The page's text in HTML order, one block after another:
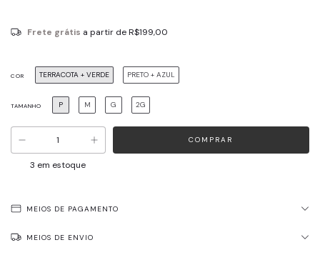
Frete grátis a partir deR$199,00
COR TERRACOTA + VERDE PRETO + AZUL
TAMANHO P M G 2G
3 em estoque
MEIOS DE PAGAMENTO
MEIOS DE ENVIO